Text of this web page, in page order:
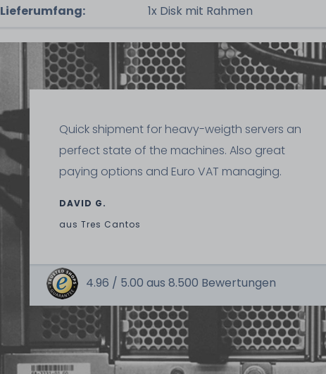
Lieferumfang:
1x Disk mit Rahmen
Quick shipment for heavy-weigth servers an
perfect state of the machines. Also great
paying options and Euro VAT managing.
DAVID G.
aus Tres Cantos
4.96 / 5.00 aus 8.500 Bewertungen